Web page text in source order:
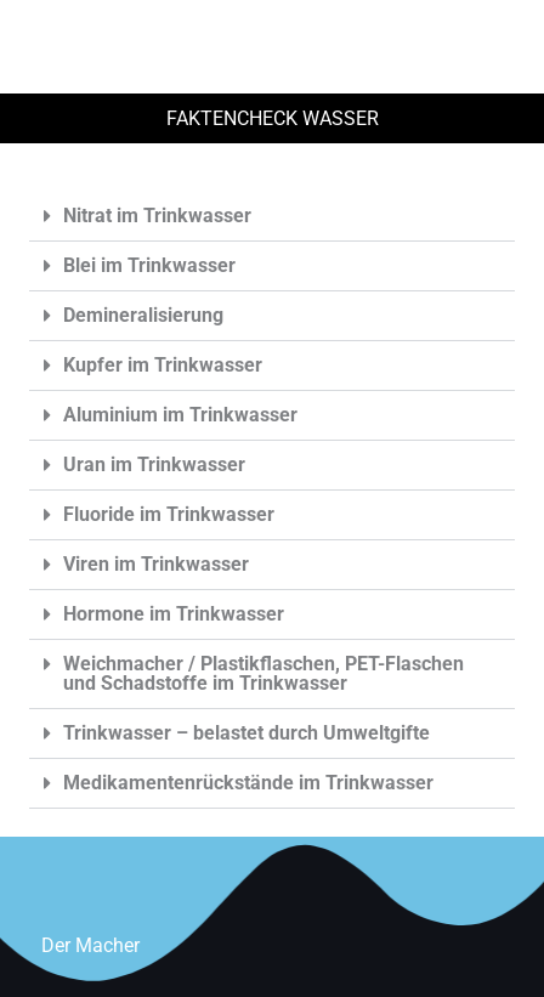
FAKTENCHECK WASSER
Nitrat im Trinkwasser
Blei im Trinkwasser
Demineralisierung
Kupfer im Trinkwasser
Aluminium im Trinkwasser
Uran im Trinkwasser
Fluoride im Trinkwasser
Viren im Trinkwasser
Hormone im Trinkwasser
Weichmacher / Plastikflaschen, PET-Flaschen
und Schadstoffe im Trinkwasser
Trinkwasser – belastet durch Umweltgifte
Medikamentenrückstände im Trinkwasser
Der Macher